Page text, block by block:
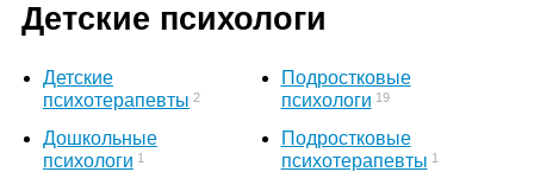
Детские психологи
Детские
психотерапевты 2
Дошкольные
психологи 1
Подростковые
психологи 19
Подростковые
психотерапевты 1